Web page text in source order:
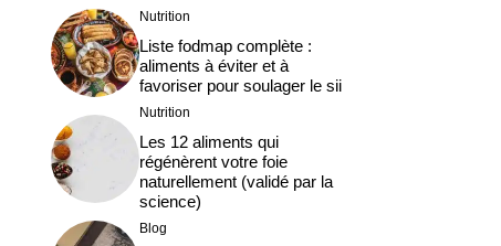
Nutrition
Liste fodmap complète :
aliments à éviter et à
favoriser pour soulager le sii
Nutrition
Les 12 aliments qui
régénèrent votre foie
naturellement (validé par la
science)
Blog